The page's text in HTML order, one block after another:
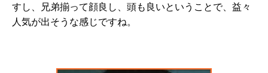
すし、兄弟揃って顔良し、頭も良いということで、益々
人気が出そうな感じですね。